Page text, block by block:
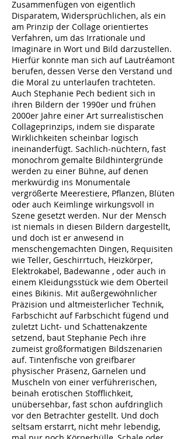
Zusammenfügen von eigentlich
Disparatem, Widersprüchlichen, als ein
am Prinzip der Collage orientiertes
Verfahren, um das Irrationale und
Imaginäre in Wort und Bild darzustellen.
Hierfür konnte man sich auf Lautréamont
berufen, dessen Verse den Verstand und
die Moral zu unterlaufen trachteten.
Auch Stephanie Pech bedient sich in
ihren Bildern der 1990er und frühen
2000er Jahre einer Art surrealistischen
Collageprinzips, indem sie disparate
Wirklichkeiten scheinbar logisch
ineinanderfügt. Sachlich-nüchtern, fast
monochrom gemalte Bildhintergründe
werden zu einer Bühne, auf denen
merkwürdig ins Monumentale
vergrößerte Meerestiere, Pflanzen, Blüten
oder auch Keimlinge wirkungsvoll in
Szene gesetzt werden. Nur der Mensch
ist niemals in diesen Bildern dargestellt,
und doch ist er anwesend in
menschengemachten Dingen, Requisiten
wie Teller, Geschirrtuch, Heizkörper,
Elektrokabel, Badewanne , oder auch in
einem Kleidungsstück wie dem Oberteil
eines Bikinis. Mit außergewöhnlicher
Präzision und altmeisterlicher Technik,
Farbschicht auf Farbschicht fügend und
zuletzt Licht- und Schattenakzente
setzend, baut Stephanie Pech ihre
zumeist großformatigen Bildszenarien
auf. Tintenfische von greifbarer
physischer Präsenz, Garnelen und
Muscheln von einer verführerischen,
beinah erotischen Stofflichkeit,
unübersehbar, fast schon aufdringlich
vor den Betrachter gestellt. Und doch
seltsam erstarrt, nicht mehr lebendig,